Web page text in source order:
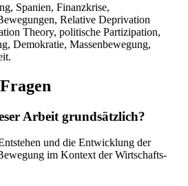
Spanien, Finanzkrise,
Relative Deprivation
Theory, politische Partizipation,
Demokratie, Massenbewegung,
Arbeit grundsätzlich?
und die Entwicklung der
im Kontext der Wirtschafts-